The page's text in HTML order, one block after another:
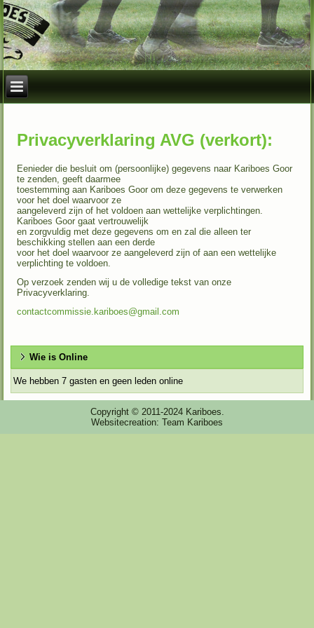
Privacyverklaring AVG (verkort):
Eenieder die besluit om (persoonlijke) gegevens naar Kariboes Goor
te zenden, geeft daarmee
toestemming aan Kariboes Goor om deze gegevens te verwerken
voor het doel waarvoor ze
aangeleverd zijn of het voldoen aan wettelijke verplichtingen.
Kariboes Goor gaat vertrouwelijk
en zorgvuldig met deze gegevens om en zal die alleen ter
beschikking stellen aan een derde
voor het doel waarvoor ze aangeleverd zijn of aan een wettelijke
verplichting te voldoen.
Op verzoek zenden wij u de volledige tekst van onze
Privacyverklaring.
contactcommissie.kariboes@gmail.com
Wie is Online
We hebben 7 gasten en geen leden online
Copyright © 2011-2024 Kariboes.
Websitecreation: Team Kariboes